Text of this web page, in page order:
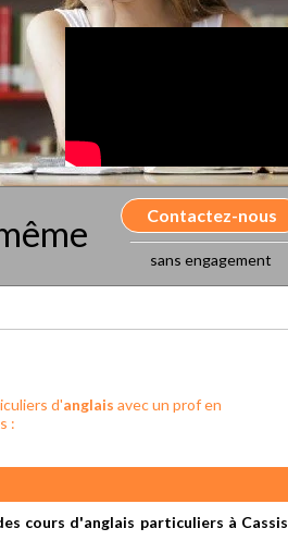
Contactez-nous
sans engagement
d'anglais avec un prof en
:
cours d'anglais particuliers à Cassis